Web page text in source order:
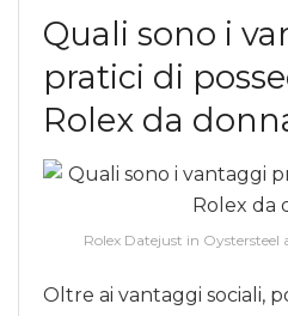
Quali sono i
pratici di
Rolex da
Rolex Datejust in Oystersteel
Oltre ai vantaggi sociali,